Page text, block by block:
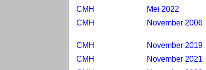
CMH
Mei 2022
CMH
November 2006
CMH November 2019
CMH
November 2021